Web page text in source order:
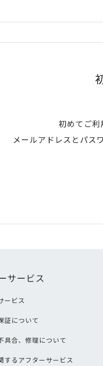
初めてご利
メールアドレスとパス
サービス
ービス
証について
具合、修理について
するアフターサービス